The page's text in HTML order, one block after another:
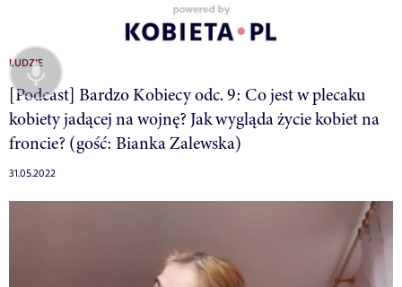
LUDZIE
[Podcast] Bardzo Kobiecy odc. 9: Co jest w plecaku
kobiety jadącej na wojnę? Jak wygląda życie kobiet na
froncie? (gość: Bianka Zalewska)
31.05.2022